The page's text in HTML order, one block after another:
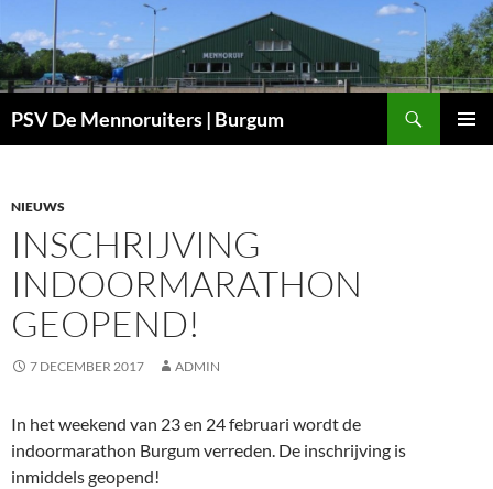
naar
de
inhoud
PSV De Mennoruiters | Burgum
NIEUWS
INSCHRIJVING
INDOORMARATHON
GEOPEND!
7 DECEMBER 2017 ADMIN
In het weekend van 23 en 24 februari wordt de
indoormarathon Burgum verreden. De inschrijving is
inmiddels geopend!